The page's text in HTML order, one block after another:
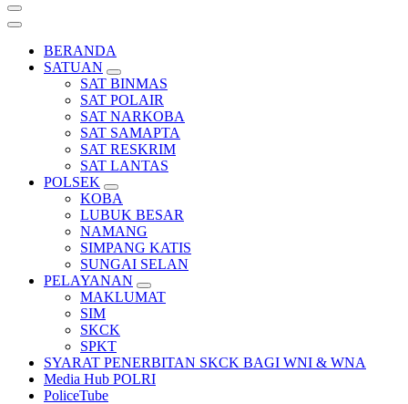
BERANDA
SATUAN
SAT BINMAS
SAT POLAIR
SAT NARKOBA
SAT SAMAPTA
SAT RESKRIM
SAT LANTAS
POLSEK
KOBA
LUBUK BESAR
NAMANG
SIMPANG KATIS
SUNGAI SELAN
PELAYANAN
MAKLUMAT
SIM
SKCK
SPKT
SYARAT PENERBITAN SKCK BAGI WNI & WNA
Media Hub POLRI
PoliceTube